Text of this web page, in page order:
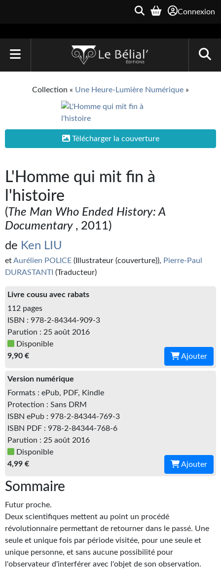
Connexion
Une Heure-Lumière
Quarante-Deux
Kvasar
Pulps
Wotan
Yellow Submarine
NUMÉRIQUE
Romans et recueils
Nouvelles
Bifrost
Livres audio
Gratuit
Tous les numéros
En numérique
S'abonner
Collection « Une Heure-Lumière Numérique »
Télécharger la couverture
L'Homme qui mit fin à
l'histoire
(The Man Who Ended History: A
Documentary , 2011)
de Ken LIU
etAurélien POLICE (Illustrateur (couverture)), Pierre-Paul
DURASTANTI (Traducteur)
Livre cousu avec rabats
112 pages
ISBN : 978-2-84344-909-3
Parution : 25 août 2016
Disponible
9,90 €
Ajouter
Version numérique
Formats : ePub, PDF, Kindle
Protection : Sans DRM
ISBN ePub : 978-2-84344-769-3
ISBN PDF : 978-2-84344-768-6
Parution : 25 août 2016
Disponible
4,99 €
Ajouter
Sommaire
Futur proche.
Deux scientifiques mettent au point un procédé
révolutionnaire permettant de retourner dans le passé. Une
seule et unique fois par période visitée, pour une seule et
unique personne, et sans aucune possibilité pour
l'observateur d'interférer avec l'objet de son observation.